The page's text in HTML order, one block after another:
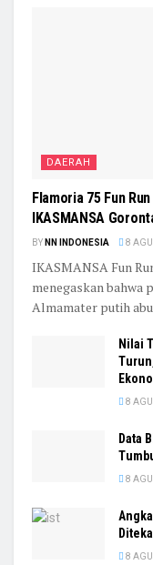
DAERAH
Flamoria 75 Fun
IKASMANSA
BY NN INDONESIA 8
IKASMANSA Fun
menegaskan bahwa
Almamater putih
Nilai
8
Data
8
8